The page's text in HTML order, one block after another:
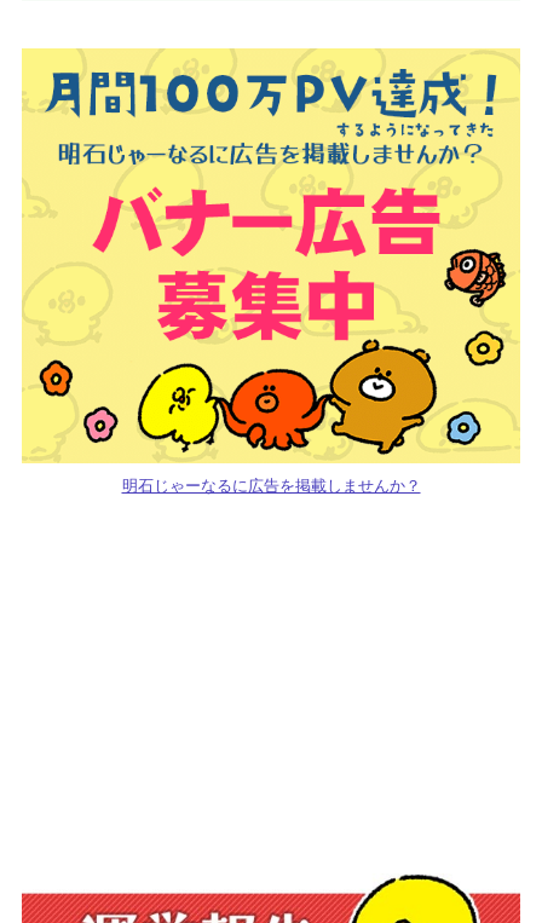
明石じゃーなるに広告を掲載しませんか？